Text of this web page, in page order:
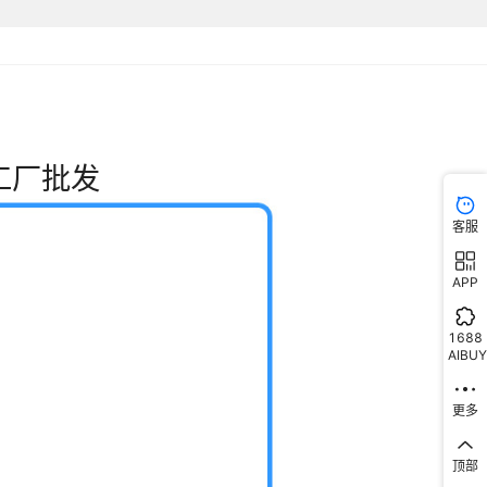
客服
APP
1688
AIBUY
更多
顶部